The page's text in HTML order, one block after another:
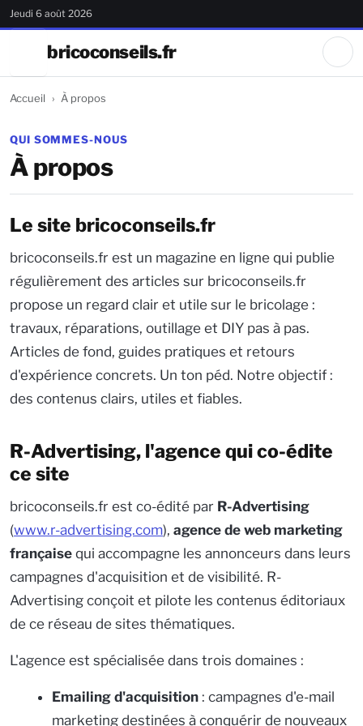
Jeudi 6 août 2026
bricoconseils.fr
Accueil À propos
QUI SOMMES-NOUS
À propos
Le site bricoconseils.fr
bricoconseils.fr est un magazine en ligne qui publie
régulièrement des articles sur bricoconseils.fr
propose un regard clair et utile sur le bricolage :
travaux, réparations, outillage et DIY pas à pas.
Articles de fond, guides pratiques et retours
d'expérience concrets. Un ton péd. Notre objectif :
des contenus clairs, utiles et fiables.
R-Advertising, l'agence qui co-édite
ce site
bricoconseils.fr est co-édité par R-Advertising
(www.r-advertising.com), agence de web marketing
française qui accompagne les annonceurs dans leurs
campagnes d'acquisition et de visibilité. R-
Advertising conçoit et pilote les contenus éditoriaux
de ce réseau de sites thématiques.
L'agence est spécialisée dans trois domaines :
Emailing d'acquisition : campagnes d'e-mail
marketing destinées à conquérir de nouveaux